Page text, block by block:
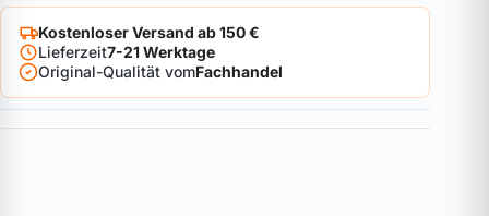
Kostenloser Versand ab 150 €
Lieferzeit7-21 Werktage
Original-Qualität vomFachhandel